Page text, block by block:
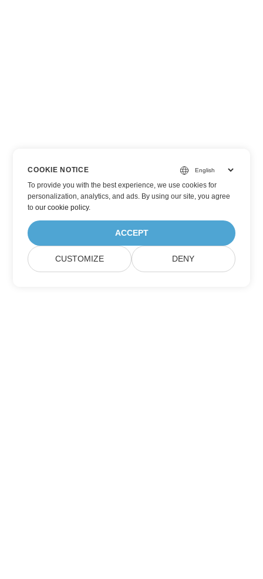
COOKIE NOTICE
To provide you with the best experience, we use cookies for
personalization, analytics, and ads. By using our site, you agree
toour cookie policy.
ACCEPT
CUSTOMIZE DENY